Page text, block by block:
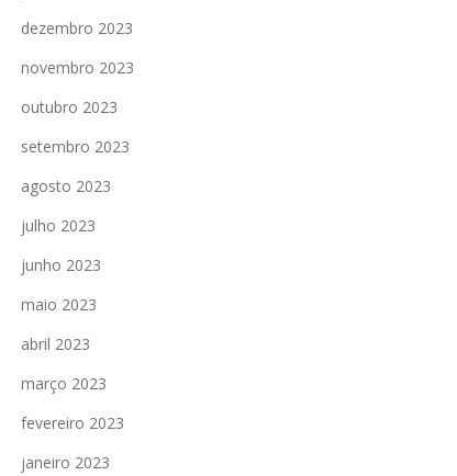
dezembro 2023
novembro 2023
outubro 2023
setembro 2023
agosto 2023
julho 2023
junho 2023
maio 2023
abril 2023
março 2023
fevereiro 2023
janeiro 2023